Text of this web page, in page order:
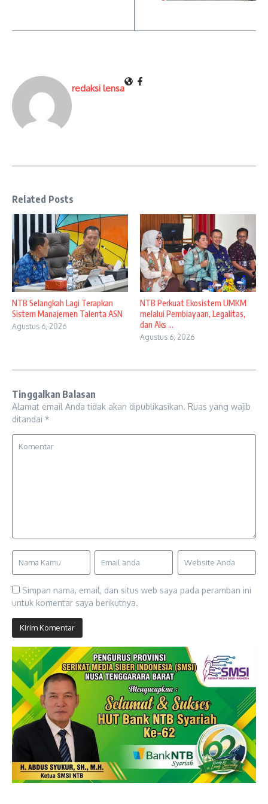
redaksi lensa
Related Posts
NTB Selangkah Lagi Terapkan
Sistem Manajemen Talenta ASN
Agustus 6, 2026
NTB Perkuat Ekosistem UMKM
melalui Pembiayaan, Legalitas,
dan Aks ...
Agustus 6, 2026
Tinggalkan Balasan
Alamat email Anda tidak akan dipublikasikan. Ruas yang wajib
ditandai *
Simpan nama, email, dan situs web saya pada peramban ini
untuk komentar saya berikutnya.